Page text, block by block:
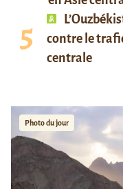
contre le
centrale
Photo du jour